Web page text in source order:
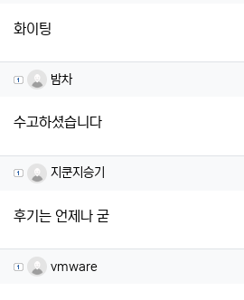
화이팅
밤차님의 댓글
밤차
수고하셨습니다
지쿤지승기님의 댓글
지쿤지승기
후기는 언제나 굳
vmware님의 댓글
vmware